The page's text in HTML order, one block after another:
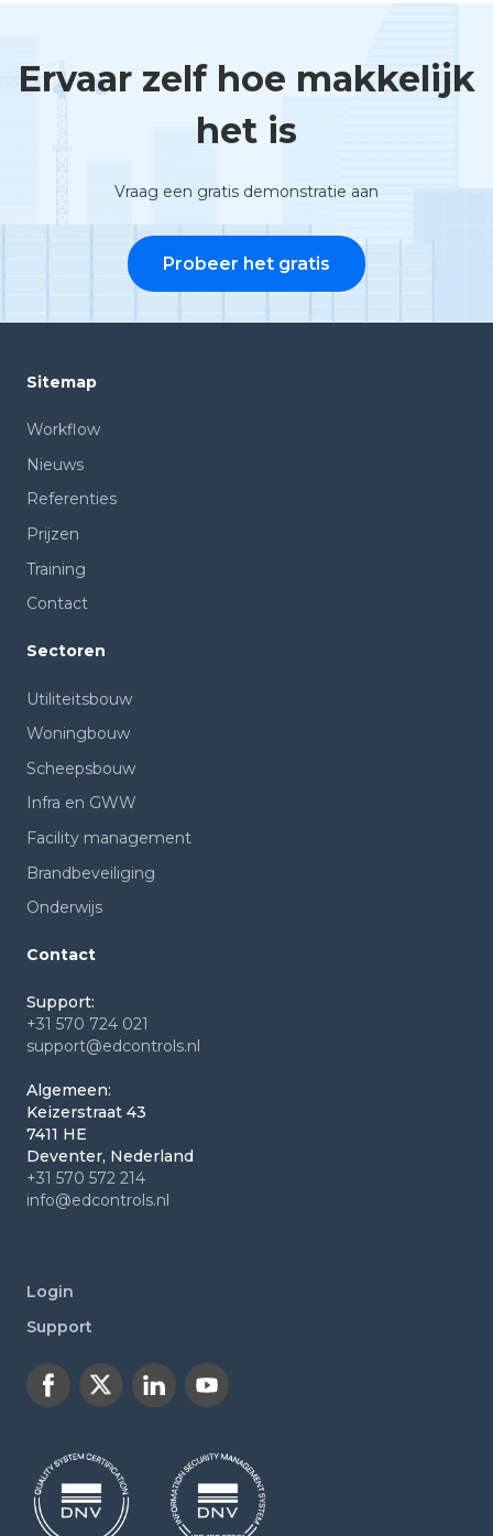
Ervaar zelf hoe makkelijk
het is
Vraag een gratis demonstratie aan
Probeer het gratis
Sitemap
Workflow
Nieuws
Referenties
Prijzen
Training
Contact
Sectoren
Utiliteitsbouw
Woningbouw
Scheepsbouw
Infra en GWW
Facility management
Brandbeveiliging
Onderwijs
Contact
Support:
+31 570 724 021
support@edcontrols.nl
Algemeen:
Keizerstraat 43
7411 HE
Deventer, Nederland
+31 570 572 214
info@edcontrols.nl
Login
Support